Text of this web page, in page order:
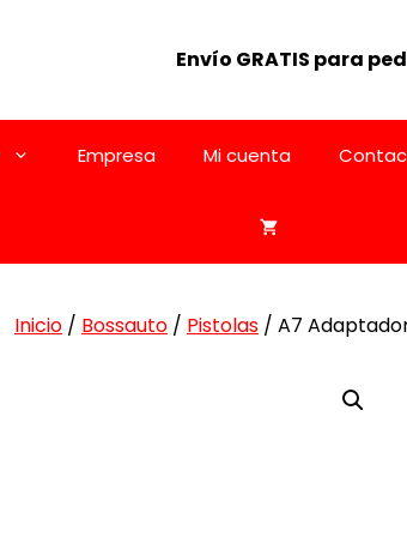
Envío GRATIS para
Empresa Mi cuenta
Inicio / Bossauto / Pistolas / A7